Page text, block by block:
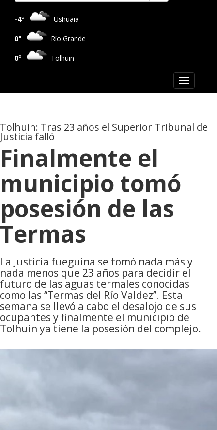
-4° Ushuaia
0° Río Grande
0° Tolhuin
Toggle
navigation
Tolhuin: Tras 23 años el Superior Tribunal de
Justicia falló
Finalmente el
municipio tomó
posesión de las
Termas
La Justicia fueguina se tomó nada más y
nada menos que 23 años para decidir el
futuro de las aguas termales conocidas
como las “Termas del Río Valdez”. Esta
semana se llevó a cabo el desalojo de sus
ocupantes y finalmente el municipio de
Tolhuin ya tiene la posesión del complejo.